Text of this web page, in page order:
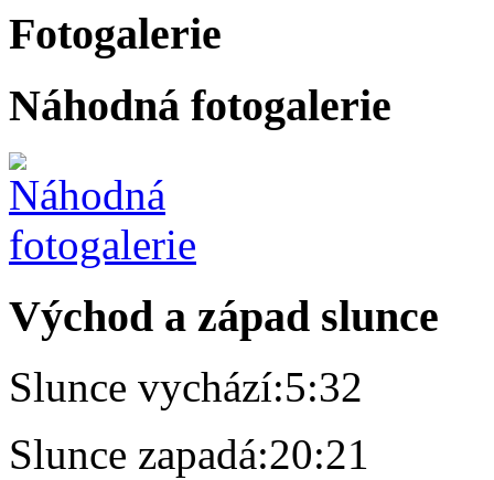
Fotogalerie
Náhodná fotogalerie
Východ a západ slunce
Slunce vychází:5:32
Slunce zapadá:20:21